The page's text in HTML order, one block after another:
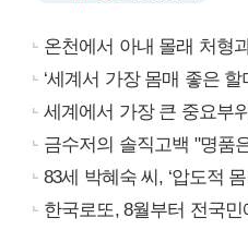
온천에서 아내 몰래 처형
‘세계서 가장 몸매 좋은 할
세계에서 가장 큰 중요부
금수저의 솔직고백 "명품
83세 박혜숙 씨, ‘압도적
한국로또, 8월부터 전국